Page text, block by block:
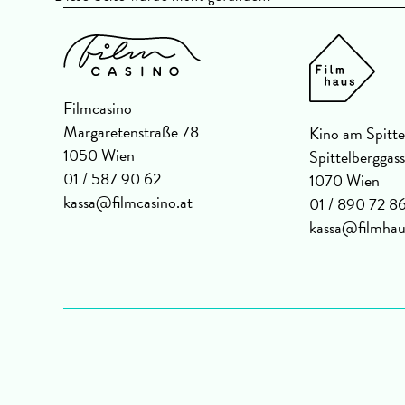
Filmcasino
Margaretenstraße 78
1050 Wien
01 / 587 90 62
kassa@filmcasino.at
Kino am
1070 Wien
01 / 890 72